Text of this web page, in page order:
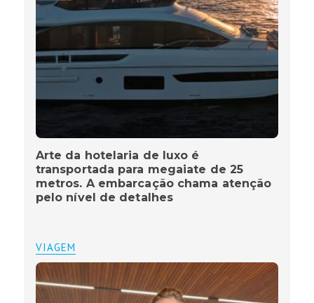
Arte da hotelaria de luxo é
transportada para megaiate de 25
metros. A embarcação chama atenção
pelo nível de detalhes
VIAGEM